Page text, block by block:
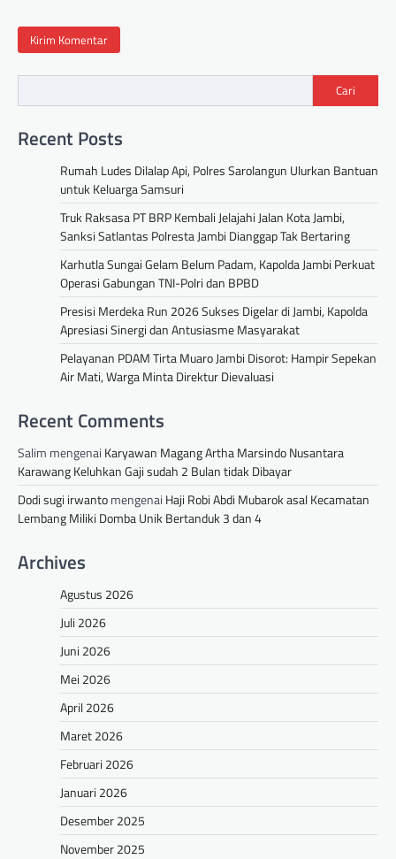
Cari
Recent Posts
Rumah Ludes Dilalap Api, Polres Sarolangun Ulurkan Bantuan
untuk Keluarga Samsuri
Truk Raksasa PT BRP Kembali Jelajahi Jalan Kota Jambi,
Sanksi Satlantas Polresta Jambi Dianggap Tak Bertaring
Karhutla Sungai Gelam Belum Padam, Kapolda Jambi Perkuat
Operasi Gabungan TNI-Polri dan BPBD
Presisi Merdeka Run 2026 Sukses Digelar di Jambi, Kapolda
Apresiasi Sinergi dan Antusiasme Masyarakat
Pelayanan PDAM Tirta Muaro Jambi Disorot: Hampir Sepekan
Air Mati, Warga Minta Direktur Dievaluasi
Recent Comments
Salim mengenai Karyawan Magang Artha Marsindo Nusantara
Karawang Keluhkan Gaji sudah 2 Bulan tidak Dibayar
Dodi sugi irwantomengenai Haji Robi Abdi Mubarok asal Kecamatan
Lembang Miliki Domba Unik Bertanduk 3 dan 4
Archives
Agustus 2026
Juli 2026
Juni 2026
Mei 2026
April 2026
Maret 2026
Februari 2026
Januari 2026
Desember 2025
November 2025